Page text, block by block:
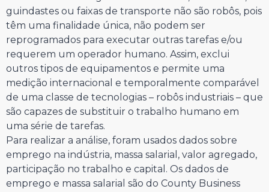
guindastes ou faixas de transporte não são robôs, pois
têm uma finalidade única, não podem ser
reprogramados para executar outras tarefas e/ou
requerem um operador humano. Assim, exclui
outros tipos de equipamentos e permite uma
medição internacional e temporalmente comparável
de uma classe de tecnologias – robôs industriais – que
são capazes de substituir o trabalho humano em
uma série de tarefas.
Para realizar a análise, foram usados dados sobre
emprego na indústria, massa salarial, valor agregado,
participação no trabalho e capital. Os dados de
emprego e massa salarial são do County Business